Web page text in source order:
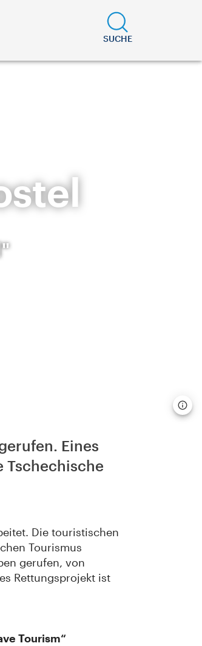
SUCHE
Eines
Tschechische
Die touristischen
Tourismus
gerufen, von
Rettungsprojekt ist
Tourism“